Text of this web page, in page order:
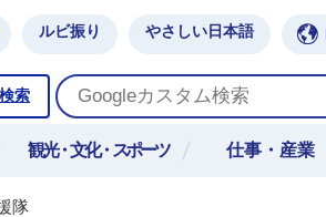
ルビ振り やさしい日本語
索
観光・文化・スポーツ 仕事・産業
隊